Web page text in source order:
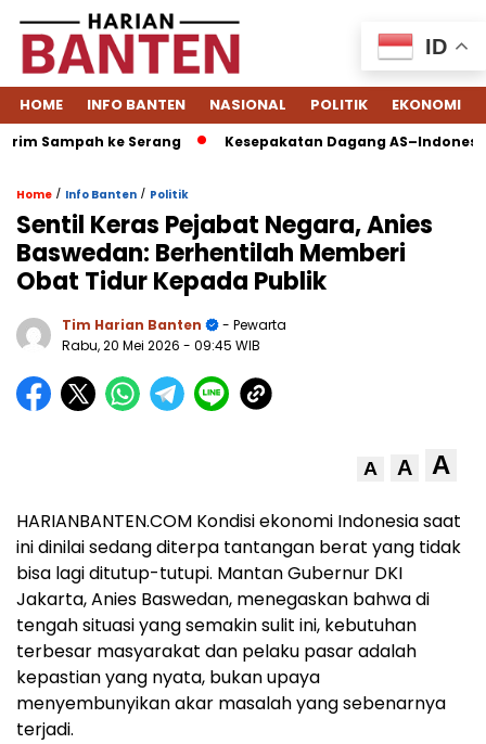
HOME INFO BANTEN NASIONAL POLITIK EKONOMI
ke Serang Kesepakatan Dagang AS–Indonesia:
Home / Info Banten / Politik
Sentil Keras Pejabat Negara, Anies
Baswedan: Berhentilah Memberi
Obat Tidur Kepada Publik
Tim Harian Banten
- Pewarta
Rabu, 20 Mei 2026 - 09:45 WIB
A A A
HARIANBANTEN.COM Kondisi ekonomi Indonesia saat
ini dinilai sedang diterpa tantangan berat yang tidak
bisa lagi ditutup-tutupi. Mantan Gubernur DKI
Jakarta, Anies Baswedan, menegaskan bahwa di
tengah situasi yang semakin sulit ini, kebutuhan
terbesar masyarakat dan pelaku pasar adalah
kepastian yang nyata, bukan upaya
menyembunyikan akar masalah yang sebenarnya
terjadi.
ID